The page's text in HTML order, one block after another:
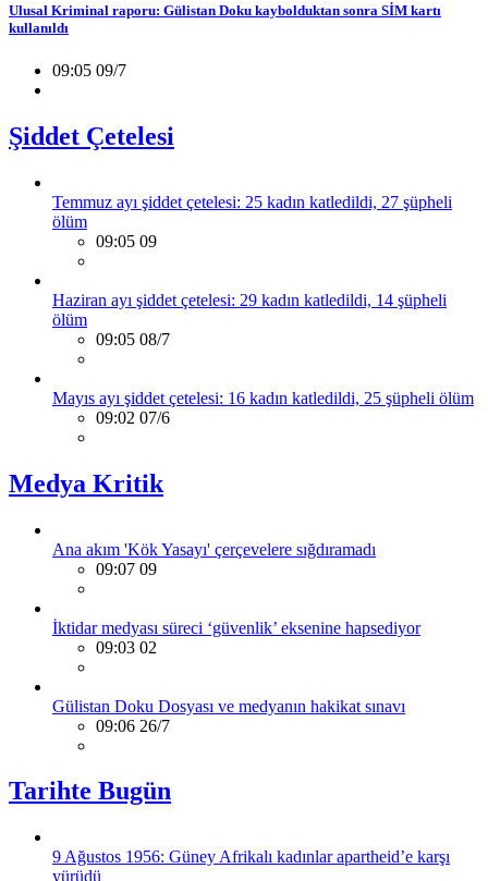
Ulusal Kriminal raporu: Gülistan Doku kaybolduktan sonra SİM kartı
kullanıldı
09:05 09/7
Şiddet Çetelesi
Temmuz ayı şiddet çetelesi: 25 kadın katledildi, 27 şüpheli
ölüm
09:05 09
Haziran ayı şiddet çetelesi: 29 kadın katledildi, 14 şüpheli
ölüm
09:05 08/7
Mayıs ayı şiddet çetelesi: 16 kadın katledildi, 25 şüpheli ölüm
09:02 07/6
Medya Kritik
Ana akım 'Kök Yasayı' çerçevelere sığdıramadı
09:07 09
İktidar medyası süreci ‘güvenlik’ eksenine hapsediyor
09:03 02
Gülistan Doku Dosyası ve medyanın hakikat sınavı
09:06 26/7
Tarihte Bugün
9 Ağustos 1956: Güney Afrikalı kadınlar apartheid’e karşı
yürüdü